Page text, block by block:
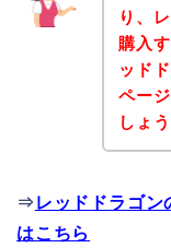
り、
購入
ッド
ペー
しょ
⇒ レッドドラゴン
はこちら